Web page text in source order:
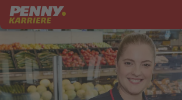
Zum Inhalt springen
Startseite
PENNY als